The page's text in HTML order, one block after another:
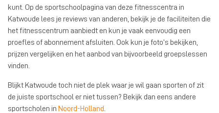
kunt. Op de sportschoolpagina van deze fitnesscentra in
Katwoude lees je reviews van anderen, bekijk je de faciliteiten die
het fitnesscentrum aanbiedt en kun je vaak eenvoudig een
proefles of abonnement afsluiten. Ook kun je foto’s bekijken,
prijzen vergelijken en het aanbod van bijvoorbeeld groepslessen
vinden.
Blijkt Katwoude toch niet de plek waar je wil gaan sporten of zit
de juiste sportschool er niet tussen? Bekijk dan eens andere
sportscholen in Noord-Holland